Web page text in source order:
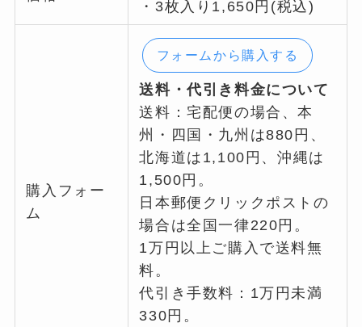
・3枚入り1,650円(税込)
購入フォー
ム
フォームから購入する
送料・代引き料金について
送料：宅配便の場合、本
州・四国・九州は880円、
北海道は1,100円、沖縄は
1,500円。
日本郵便クリックポストの
場合は全国一律220円。
1万円以上ご購入で送料無
料。
代引き手数料：1万円未満
330円。